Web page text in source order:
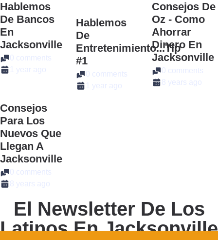
Hablemos
De Bancos
En
Jacksonville
0 comments
1 year ago
Hablemos
De
Entretenimiento...Tip
#1
0 comments
1 year ago
Consejos De
Oz - Como
Ahorrar
Dinero En
Jacksonville
0 comments
8 years ago
Consejos
Para Los
Nuevos Que
Llegan A
Jacksonville
0 comments
8 years ago
El Newsletter De Los
Latinos En Jacksonville